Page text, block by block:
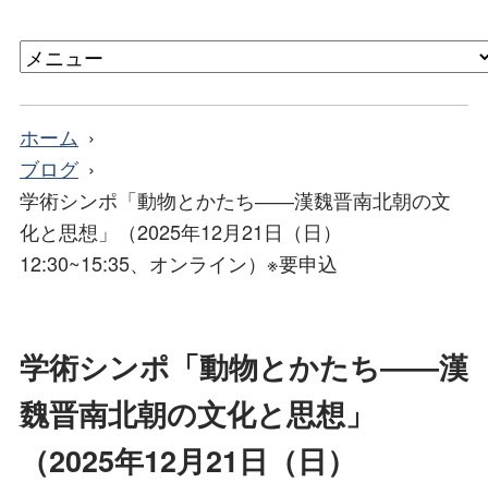
ホーム
ブログ
学術シンポ「動物とかたち――漢魏晋南北朝の文
化と思想」（2025年12月21日（日）
12:30~15:35、オンライン）※要申込
学術シンポ「動物とかたち――漢
魏晋南北朝の文化と思想」
（2025年12月21日（日）